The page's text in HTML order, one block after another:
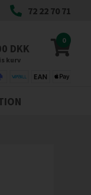
72 22 70 71
0
DKK
kurv